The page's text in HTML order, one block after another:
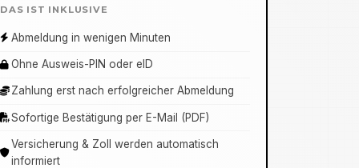
DAS IST INKLUSIVE
Abmeldung in wenigen Minuten
Ohne Ausweis-PIN oder eID
Zahlung erst nach erfolgreicher Abmeldung
Sofortige Bestätigung per E-Mail (PDF)
Versicherung & Zoll werden automatisch
informiert